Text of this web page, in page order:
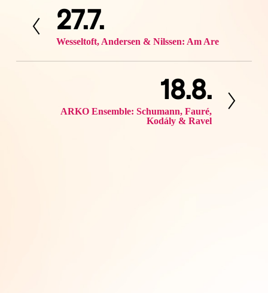
F
o
r
27.7.
Wesseltoft, Andersen & Nilssen: Am Are
18.8.
ARKO Ensemble: Schumann, Fauré,
Kodály & Ravel